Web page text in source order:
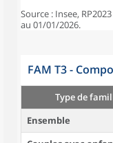
Source : Insee,
au 01/01/2026.
FAM T3 -
Type de
Ensemble